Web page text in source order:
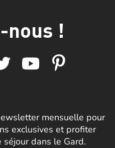
nous !
mensuelle pour
exclusives et profiter
dans le Gard.